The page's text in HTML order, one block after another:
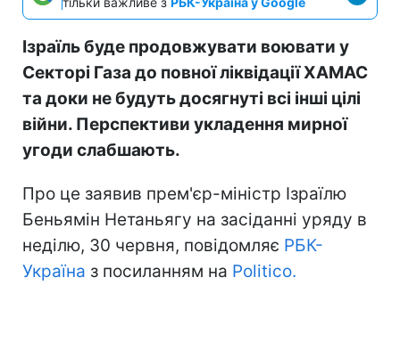
Ізраїль буде продовжувати воювати у
Секторі Газа до повної ліквідації ХАМАС
та доки не будуть досягнуті всі інші цілі
війни. Перспективи укладення мирної
угоди слабшають.
Про це заявив прем'єр-міністр Ізраїлю
Беньямін Нетаньягу на засіданні уряду в
неділю, 30 червня, повідомляє РБК-
Україна з посиланням на Politico.